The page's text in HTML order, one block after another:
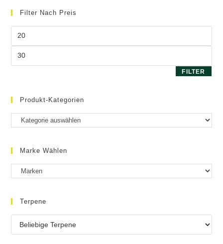
Filter Nach Preis
FILTER
Produkt-Kategorien
Marke Wählen
Terpene